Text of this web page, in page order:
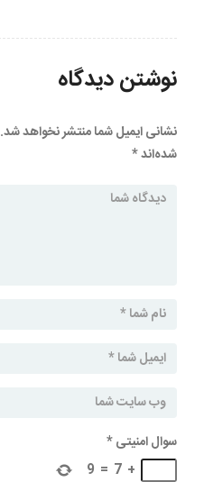
نوشتن دیدگاه
نشانی ایمیل شما منتشر نخواهد شد.
شده‌اند*
سوال امنیتی*
+
7
=
9